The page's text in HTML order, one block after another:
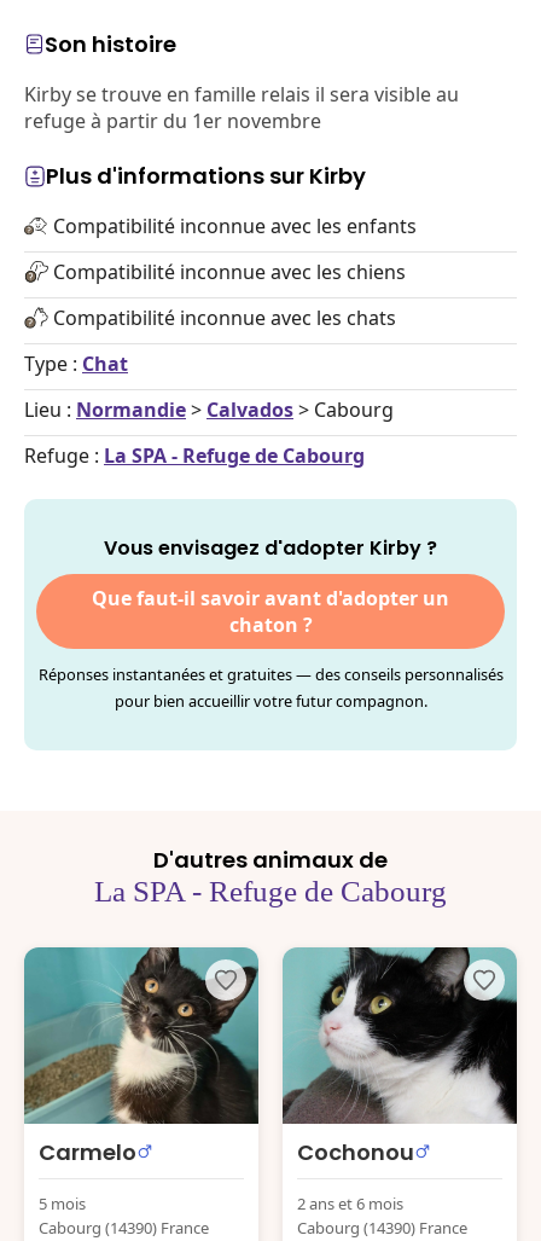
Son histoire
Kirby se trouve en famille relais il sera visible au
refuge à partir du 1er novembre
Plus d'informations sur Kirby
Compatibilité inconnue avec les enfants
Compatibilité inconnue avec les chiens
Compatibilité inconnue avec les chats
Type : Chat
Lieu : Normandie> Calvados> Cabourg
Refuge : La SPA - Refuge de Cabourg
Vous envisagez d'adopter Kirby ?
Que faut-il savoir avant d'adopter un
chaton ?
Réponses instantanées et gratuites — des conseils personnalisés
pour bien accueillir votre futur compagnon.
D'autres animaux de
La SPA - Refuge de Cabourg
Carmelo
5 mois
Cabourg (14390) France
Cochonou
2 ans et 6 mois
Cabourg (14390) France